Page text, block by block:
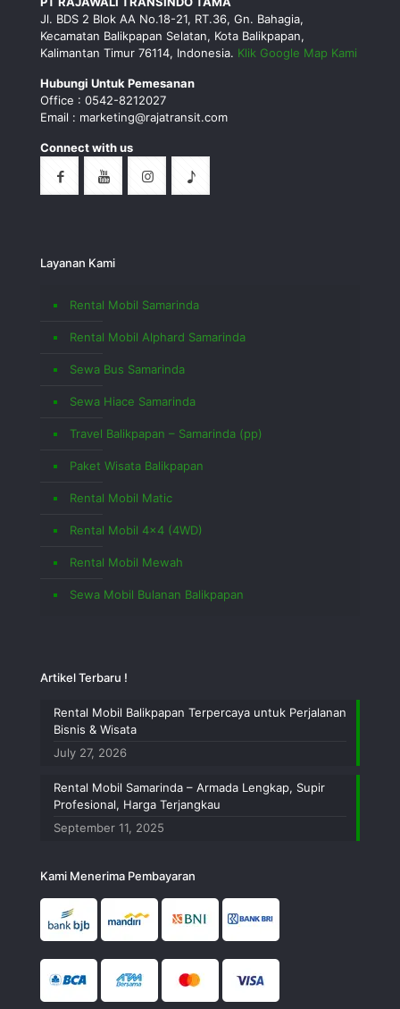
Jl. BDS 2 Blok AA No.18-21, RT.36, Gn. Bahagia,
Kecamatan Balikpapan Selatan, Kota Balikpapan,
Kalimantan Timur 76114, Indonesia. Klik Google Map Kami
Hubungi Untuk Pemesanan
Office : 0542-8212027
Email : marketing@rajatransit.com
Connect with us
Layanan Kami
Rental Mobil Samarinda
Rental Mobil Alphard Samarinda
Sewa Bus Samarinda
Sewa Hiace Samarinda
Travel Balikpapan – Samarinda (pp)
Paket Wisata Balikpapan
Rental Mobil Matic
Rental Mobil 4×4 (4WD)
Rental Mobil Mewah
Sewa Mobil Bulanan Balikpapan
Artikel Terbaru !
Rental Mobil Balikpapan Terpercaya untuk Perjalanan
Bisnis & Wisata
July 27, 2026
Rental Mobil Samarinda – Armada Lengkap, Supir
Profesional, Harga Terjangkau
September 11, 2025
Kami Menerima Pembayaran